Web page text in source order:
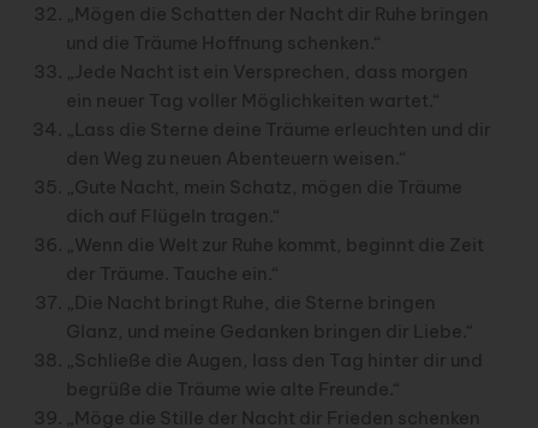
„Mögen die Schatten der Nacht dir Ruhe bringen
und die Träume Hoffnung schenken.“
„Jede Nacht ist ein Versprechen, dass morgen
ein neuer Tag voller Möglichkeiten wartet.“
„Lass die Sterne deine Träume erleuchten und dir
den Weg zu neuen Abenteuern weisen.“
„Gute Nacht, mein Schatz, mögen die Träume
dich auf Flügeln tragen.“
„Wenn die Welt zur Ruhe kommt, beginnt die Zeit
der Träume. Tauche ein.“
„Die Nacht bringt Ruhe, die Sterne bringen
Glanz, und meine Gedanken bringen dir Liebe.“
„Schließe die Augen, lass den Tag hinter dir und
begrüße die Träume wie alte Freunde.“
„Möge die Stille der Nacht dir Frieden schenken